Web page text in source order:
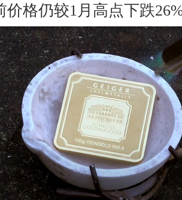
价格仍较1月高点下跌